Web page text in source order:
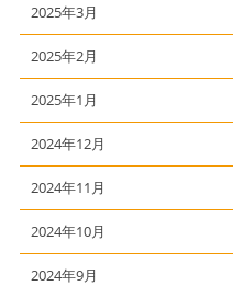
2025年3月
2025年2月
2025年1月
2024年12月
2024年11月
2024年10月
2024年9月